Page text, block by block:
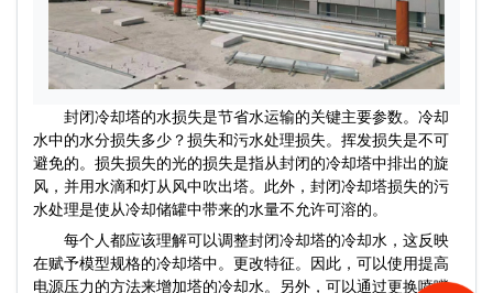
封闭冷却塔的水损失是节省水运输的关键主要参数。冷却
水中的水分损失多少？损失和污水处理损失。挥发损失是不可
避免的。损失损失的光的损失是指从封闭的冷却塔中排出的旋
风，并用水滴和灯从风中吹出塔。此外，封闭冷却塔损失的污
水处理是使从冷却储罐中带来的水量不允许可溶的。
每个人都应该理解可以调​​整封闭冷却塔的冷却水，这反映
在赋予模型规格的冷却塔中。更改特征。因此，可以使用提高
电源压力的方法来增加塔的冷却水。另外，可以通过更换喷嘴